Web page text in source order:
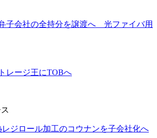
子会社の全持分を譲渡へ 光ファイバ用
レージ王にTOBへ
ジロール加工のコウナンを子会社化へ